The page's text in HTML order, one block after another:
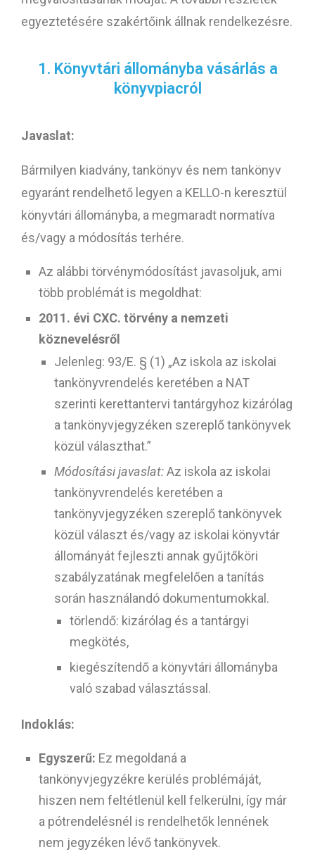
egyeztetésére szakértőink állnak rendelkezésre.
1. Könyvtári állományba vásárlás a
könyvpiacról
Javaslat:
Bármilyen kiadvány, tankönyv és nem tankönyv
egyaránt rendelhető legyen a KELLO-n keresztül
könyvtári állományba, a megmaradt normatíva
és/vagy a módosítás terhére.
Az alábbi törvénymódosítást javasoljuk, ami
több problémát is megoldhat:
2011. évi CXC. törvény a nemzeti
köznevelésről
Jelenleg: 93/E. § (1) „Az iskola az iskolai
tankönyvrendelés keretében a NAT
szerinti kerettantervi tantárgyhoz kizárólag
a tankönyvjegyzéken szereplő tankönyvek
közül választhat.”
Módosítási javaslat:Az iskola az iskolai
tankönyvrendelés keretében a
tankönyvjegyzéken szereplő tankönyvek
közül választ és/vagy az iskolai könyvtár
állományát fejleszti annak gyűjtőköri
szabályzatának megfelelően a tanítás
során használandó dokumentumokkal.
törlendő: kizárólag és a tantárgyi
megkötés,
kiegészítendő a könyvtári állományba
való szabad választással.
Indoklás:
Egyszerű: Ez megoldaná a
tankönyvjegyzékre kerülés problémáját,
hiszen nem feltétlenül kell felkerülni, így már
a pótrendelésnél is rendelhetők lennének
nem jegyzéken lévő tankönyvek.